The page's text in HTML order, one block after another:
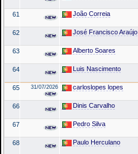
61 João Correia
62 José Francisco Araújo
63 Alberto Soares
64 Luis Nascimento
65 31/07/2026 carloslopes lopes
66 Dinis Carvalho
67 Pedro Silva
68 Paulo Herculano